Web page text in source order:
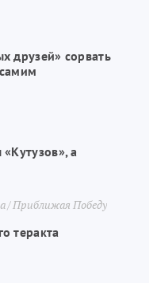
друзей» сорвать
а
Приближая Победу
теракта